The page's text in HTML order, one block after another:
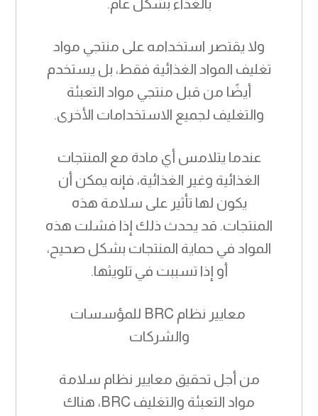
بالغذاء بشكل عام.
ولا يقتصر استخدامه على منتجي مواد
تغليف المواد الغذائية فقط، بل يستخدم
أيضًا من قبل منتجي مواد التعبئة
والتغليف لجميع الاستخدامات الأخرى.
عندما يتلامس أي مادة مع المنتجات
الغذائية وغير الغذائية، فإنه يمكن أن
يكون لها تأثير على سلامة هذه
المنتجات. قد يحدث ذلك إذا فشلت هذه
المواد في حماية المنتجات بشكل صحيح،
أو إذا تسببت في تلويثها.
معايير نظام BRC للمؤسسات
والشركات
من أجل تحقيق معايير نظام سلامة
مواد التعبئة والتغليف BRC، هناك